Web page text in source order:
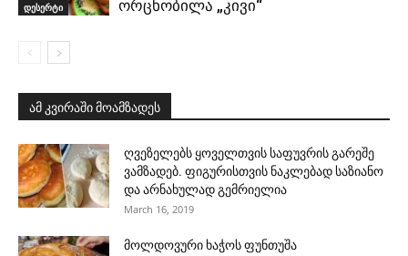
დესერტი
ორცხობილა „კივი“
ამ კვირაში მოამზადეს
ღვეზელებს ყოველთვის საფუვრის გარეშე
ვამზადებ. ფიგურისთვის ნაკლებად საზიანო
და არნახულად გემრიელია
March 16, 2019
მოლდოვური ხაჭოს ფუნთუშა